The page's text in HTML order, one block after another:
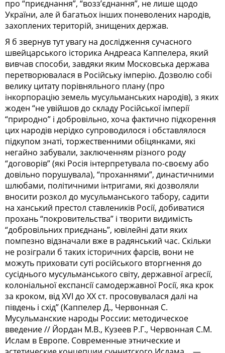
про “приєднання”, “возз’єднання”, не лише щодо
України, але й багатьох інших поневолених народів,
захоплених територій, знищених держав.
Я б звернув тут увагу на дослідження сучасного
швейцарського історика Андреаса Каппелера, який
вивчав способи, завдяки яким Московська держава
перетворювалася в Російську імперію. Дозволю собі
велику цитату порівняльного плану (про
інкорпорацію земель мусульманських народів), з яких
жоден “не увійшов до складу Російської імперії
“природно” і добровільно, хоча фактично підкорення
цих народів нерідко супроводилося і обставлялося
підкупом знаті, торжественними обіцянками, які
негайно забували, заключенням різного роду
“договорів” (які Росія інтерпретувала по-своєму або
довільно порушувала), “проханнями”, династичними
шлюбами, політичними інтригами, які дозволяли
вносити розкол до мусульманського табору, садити
на ханський престол ставлеників Росії, добиватися
прохань “покровительства” і творити видимість
“добровільних приєднань”, ювілейні дати яких
помпезно відзначали вже в радянський час. Скільки
не розіграли б таких історичних фарсів, вони не
можуть приховати суті російського вторгнення до
сусіднього мусульманського світу, державної агресії,
колоніальної експансії самодержавної Росії, яка крок
за кроком, від ХVI до XX ст. просовувалася далі на
південь і схід” (Каппелер Д., Червонная С.
Мусульманские народы России: методическое
введение // Йордан М.В., Кузеев Р.Г., Червонная С.М.
Ислам в Европе. Современные этнические и